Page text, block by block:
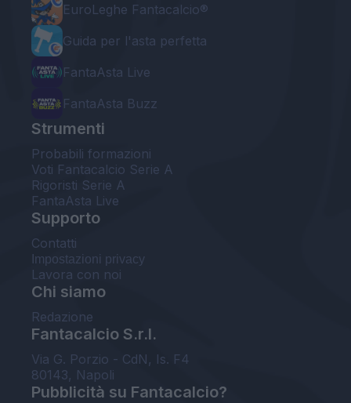
EuroLeghe Fantacalcio®
Guida per l'asta perfetta
FantaAsta Live
FantaAsta Buzz
Strumenti
Probabili formazioni
Voti Fantacalcio Serie A
Rigoristi Serie A
FantaAsta Live
Supporto
Contatti
Impostazioni privacy
Lavora con noi
Chi siamo
Redazione
Fantacalcio S.r.l.
Via G. Porzio - CdN, Is. F4
80143, Napoli
Pubblicità su Fantacalcio?